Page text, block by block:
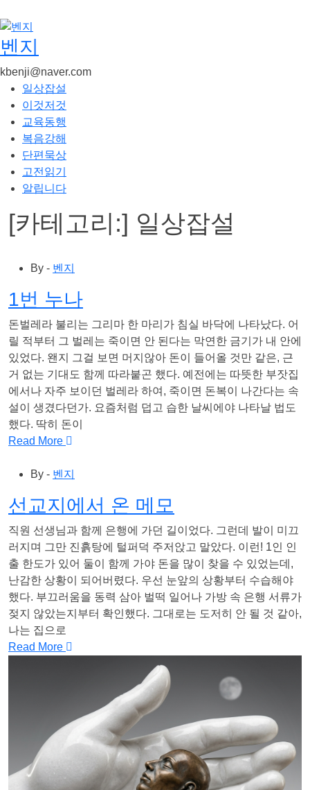
텐
츠
로
건
벤지
kbenji@naver.com
일상잡설
이것저것
교육동행
복음강해
단편묵상
고전읽기
알립니다
[카테고리:] 일상잡설
By - 벤지
1번 누나
돈벌레라 불리는 그리마 한 마리가 침실 바닥에 나타났다. 어
릴 적부터 그 벌레는 죽이면 안 된다는 막연한 금기가 내 안에
있었다. 왠지 그걸 보면 머지않아 돈이 들어올 것만 같은, 근
거 없는 기대도 함께 따라붙곤 했다. 예전에는 따뜻한 부잣집
에서나 자주 보이던 벌레라 하여, 죽이면 돈복이 나간다는 속
설이 생겼다던가. 요즘처럼 덥고 습한 날씨에야 나타날 법도
했다. 딱히 돈이
Read More
By - 벤지
선교지에서 온 메모
직원 선생님과 함께 은행에 가던 길이었다. 그런데 발이 미끄
러지며 그만 진흙탕에 털퍼덕 주저앉고 말았다. 이런! 1인 인
출 한도가 있어 둘이 함께 가야 돈을 많이 찾을 수 있었는데,
난감한 상황이 되어버렸다. 우선 눈앞의 상황부터 수습해야
했다. 부끄러움을 동력 삼아 벌떡 일어나 가방 속 은행 서류가
젖지 않았는지부터 확인했다. 그대로는 도저히 안 될 것 같아,
나는 집으로
Read More